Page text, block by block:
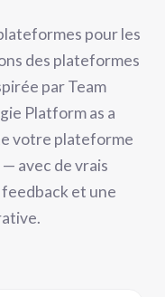
pour les
des plateformes
par Team
Platform as a
votre plateforme
avec de vrais
et une